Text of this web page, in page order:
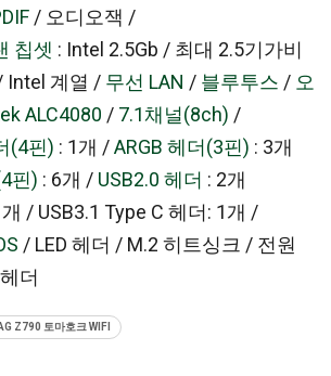
/ 오디오잭 /
칩셋 : Intel 2.5Gb / 최대 2.5기가비
Intel 계열 / 무선 LAN / 블루투스 / 오
ALC4080 / 7.1채널(8ch) /
(4핀) : 1개 /ARGB 헤더(3핀) : 3개
핀) : 6개 / USB2.0 헤더 : 2개
개 / USB3.1 Type C 헤더: 1개 /
/ LED 헤더 / M.2 히트싱크 / 전원
더
Z790 토마호크 WIFI